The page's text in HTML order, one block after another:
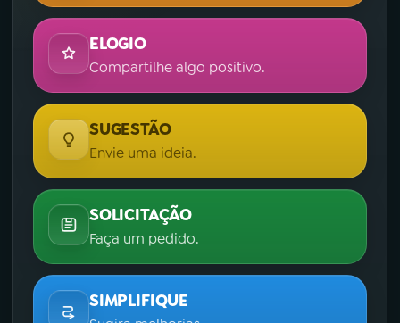
ELOGIO
Compartilhe algo positivo.
SUGESTÃO
Envie uma ideia.
SOLICITAÇÃO
Faça um pedido.
SIMPLIFIQUE